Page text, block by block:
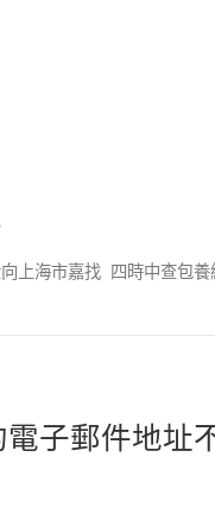
上海市嘉找 四時中查包
子郵件地址